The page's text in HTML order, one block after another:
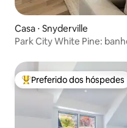
Casa ⋅ Snyderville
Park City White Pine:
Entre os melhores
Preferido dos hóspedes